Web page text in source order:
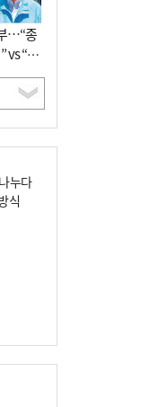
…“종
vs “출
”
누다
식